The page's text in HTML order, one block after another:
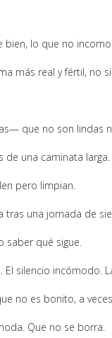
bien, lo que no
más real y fértil, no
que no son lindas
de una caminata larga.
pero limpian.
tras una jornada de
saber qué sigue.
El silencio incómodo.
no es bonito, a
Que no se borra.